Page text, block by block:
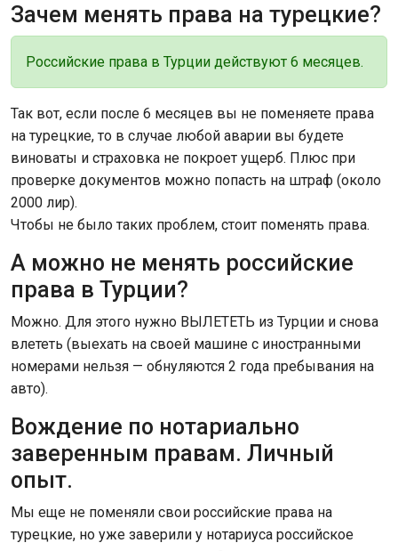
Зачем менять права на турецкие?
Российские права в Турции действуют 6 месяцев.
Так вот, если после 6 месяцев вы не поменяете права
на турецкие, то в случае любой аварии вы будете
виноваты и страховка не покроет ущерб. Плюс при
проверке документов можно попасть на штраф (около
2000 лир).
Чтобы не было таких проблем, стоит поменять права.
А можно не менять российские
права в Турции?
Можно. Для этого нужно ВЫЛЕТЕТЬ из Турции и снова
влететь (выехать на своей машине с иностранными
номерами нельзя — обнуляются 2 года пребывания на
авто).
Вождение по нотариально
заверенным правам. Личный
опыт.
Мы еще не поменяли свои российские права на
турецкие, но уже заверили у нотариуса российское